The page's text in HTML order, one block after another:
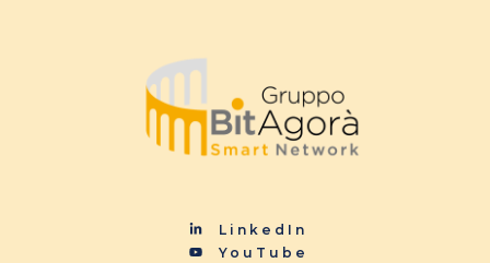
LinkedIn
YouTube